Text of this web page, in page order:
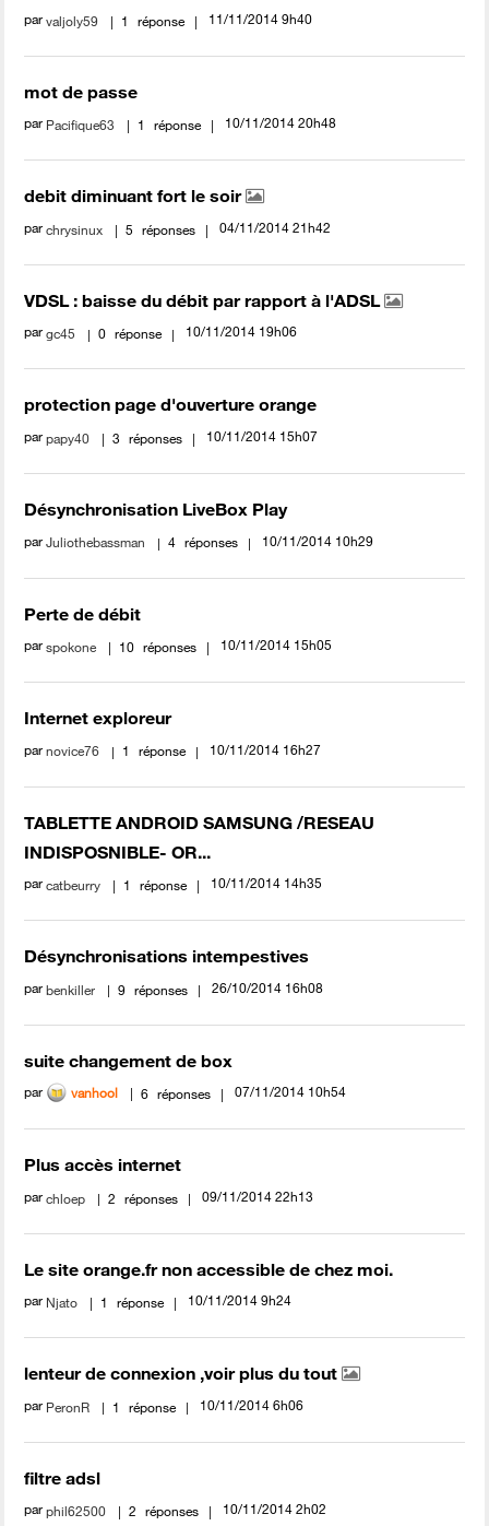
parvaljoly59 1 réponse ‎11/11/2014 9h40
mot de passe
par Pacifique63 1 réponse ‎10/11/2014 20h48
debit diminuant fort le soir
parchrysinux 5 réponses ‎04/11/2014 21h42
VDSL : baisse du débit par rapport à l'ADSL
pargc45 0 réponse ‎10/11/2014 19h06
protection page d'ouverture orange
parpapy40 3 réponses ‎10/11/2014 15h07
Désynchronisation LiveBox Play
parJuliothebassman 4 réponses ‎10/11/2014 10h29
Perte de débit
parspokone 10 réponses ‎10/11/2014 15h05
Internet exploreur
parnovice76 1 réponse ‎10/11/2014 16h27
TABLETTE ANDROID SAMSUNG /RESEAU
INDISPOSNIBLE- OR...
parcatbeurry 1 réponse ‎10/11/2014 14h35
Désynchronisations intempestives
parbenkiller 9 réponses ‎26/10/2014 16h08
suite changement de box
par vanhool 6 réponses ‎07/11/2014 10h54
Plus accès internet
parchloep 2 réponses ‎09/11/2014 22h13
Le site orange.fr non accessible de chez moi.
par Njato 1 réponse ‎10/11/2014 9h24
lenteur de connexion ,voir plus du tout
par PeronR 1 réponse ‎10/11/2014 6h06
filtre adsl
parphil62500 2 réponses ‎10/11/2014 2h02